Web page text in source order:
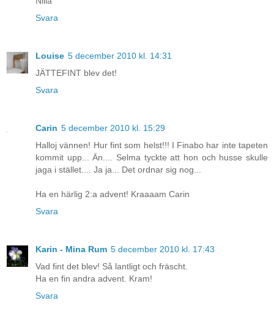
Svara
Louise 5 december 2010 kl. 14:31
JÄTTEFINT blev det!
Svara
Carin 5 december 2010 kl. 15:29
Halloj vännen! Hur fint som helst!!! I Finabo har inte tapeten
kommit upp... Än.... Selma tyckte att hon och husse skulle
jaga i stället.... Ja ja... Det ordnar sig nog...
Ha en härlig 2:a advent! Kraaaam Carin
Svara
Karin - Mina Rum 5 december 2010 kl. 17:43
Vad fint det blev! Så lantligt och fräscht.
Ha en fin andra advent. Kram!
Svara